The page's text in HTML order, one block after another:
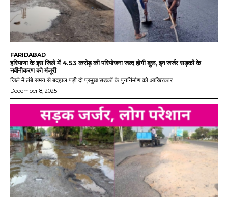
FARIDABAD
हरियाणा के इस जिले में 4.53 करोड़ की परियोजना जल्द होगी शुरू, इन जर्जर सड़कों के
नवीनीकरण को मंजूरी
जिले में लंबे समय से बदहाल पड़ी दो प्रमुख सड़कों के पुनर्निर्माण को आखिरकार...
December 8, 2025